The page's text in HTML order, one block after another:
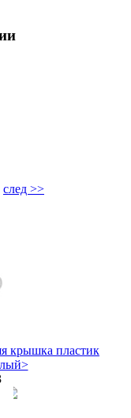
след >>
крышка пластик